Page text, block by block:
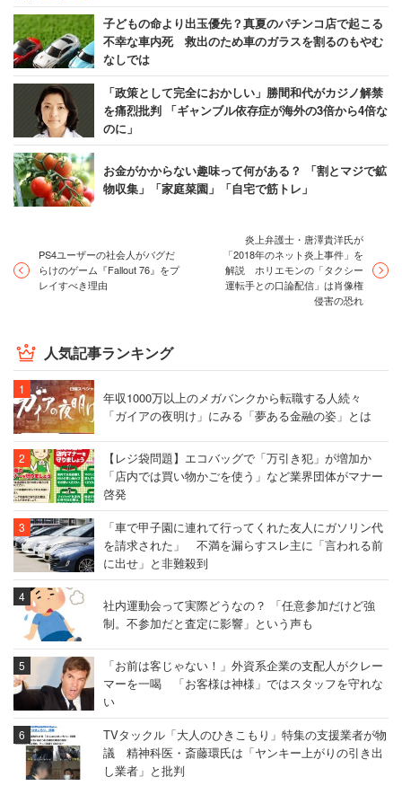
子どもの命より出玉優先？真夏のパチンコ店で起こる
不幸な車内死 救出のため車のガラスを割るのもやむ
なしでは
「政策として完全におかしい」勝間和代がカジノ解禁
を痛烈批判 「ギャンブル依存症が海外の3倍から4倍な
のに」
お金がかからない趣味って何がある？ 「割とマジで鉱
物収集」「家庭菜園」「自宅で筋トレ」
PS4ユーザーの社会人がバグだ
らけのゲーム『Fallout 76』をプ
レイすべき理由
炎上弁護士・唐澤貴洋氏が
「2018年のネット炎上事件」を
解説 ホリエモンの「タクシー
運転手との口論配信」は肖像権
侵害の恐れ
人気記事ランキング
年収1000万以上のメガバンクから転職する人続々
「ガイアの夜明け」にみる「夢ある金融の姿」とは
【レジ袋問題】エコバッグで「万引き犯」が増加か
「店内では買い物かごを使う」など業界団体がマナー
啓発
「車で甲子園に連れて行ってくれた友人にガソリン代
を請求された」 不満を漏らすスレ主に「言われる前
に出せ」と非難殺到
社内運動会って実際どうなの？ 「任意参加だけど強
制。不参加だと査定に影響」という声も
「お前は客じゃない！」外資系企業の支配人がクレー
マーを一喝 「お客様は神様」ではスタッフを守れな
い
TVタックル「大人のひきこもり」特集の支援業者が物
議 精神科医・斎藤環氏は「ヤンキー上がりの引き出
し業者」と批判